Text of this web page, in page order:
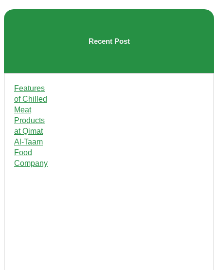
Recent Post
Features
of Chilled
Meat
Products
at Qimat
Al-Taam
Food
Company